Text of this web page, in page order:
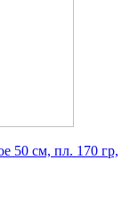
50 см, пл. 170 гр,